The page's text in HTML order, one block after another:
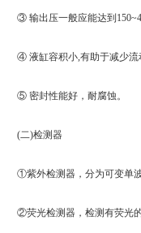
③ 输出压一般应能达到
④ 液缸容积小,有助于减少流
⑤ 密封性能好，耐腐蚀。
(二)检测器
①紫外检测器，分为可变单波
②荧光检测器，检测有荧光